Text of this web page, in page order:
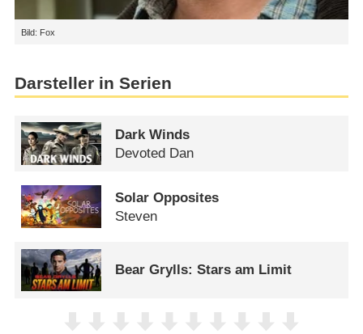
Bild: Fox
Darsteller in Serien
Dark Winds
Devoted Dan
Solar Opposites
Steven
Bear Grylls: Stars am Limit